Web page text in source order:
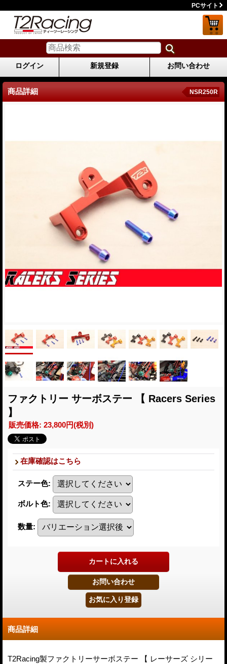
PCサイト
ログイン 新規登録 お問い合わせ
商品詳細 NSR250R
ファクトリー サーボステー 【 Racers Series
】
販売価格: 23,800円(税別)
在庫確認はこちら
ステー色:
ボルト色:
数量:
商品詳細
T2Racing製ファクトリーサーボステー 【 レーサーズ シリー